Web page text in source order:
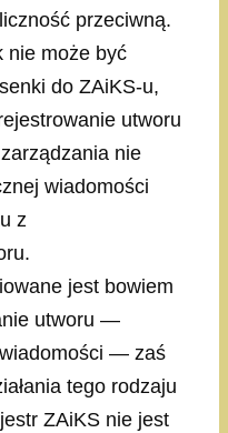
przeciwną.
nie może być
do ZAiKS-u,
utworu
nie
wiadomości
z
jest bowiem
utworu —
— zaś
tego rodzaju
ZAiKS nie jest